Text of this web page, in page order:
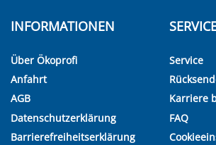
INFORMATIONEN
Über Ökoprofi
Anfahrt
AGB
Datenschutzerklärung
Barrierefreiheitserklärung
Service
Karriere
FAQ